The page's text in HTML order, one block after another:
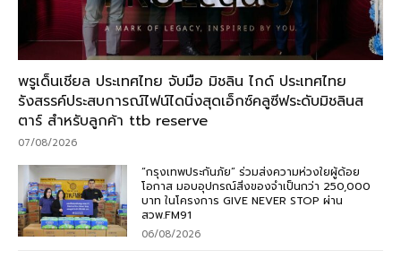
พรูเด็นเชียล ประเทศไทย จับมือ มิชลิน ไกด์ ประเทศไทย
รังสรรค์ประสบการณ์ไฟน์ไดนิ่งสุดเอ็กซ์คลูซีฟระดับมิชลินส
ตาร์ สำหรับลูกค้า ttb reserve
07/08/2026
“กรุงเทพประกันภัย” ร่วมส่งความห่วงใยผู้ด้อย
โอกาส มอบอุปกรณ์สิ่งของจำเป็นกว่า 250,000
บาท ในโครงการ GIVE NEVER STOP ผ่าน
สวพ.FM91
06/08/2026